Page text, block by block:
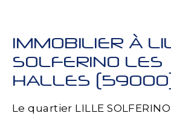
IMMOBILIER À
SOLFERINO LES
HALLES
Le quartier LILLE